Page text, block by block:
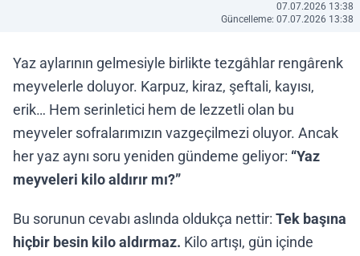
07.07.2026 13:38
Güncelleme: 07.07.2026 13:38
Yaz aylarının gelmesiyle birlikte tezgâhlar rengârenk
meyvelerle doluyor. Karpuz, kiraz, şeftali, kayısı,
erik… Hem serinletici hem de lezzetli olan bu
meyveler sofralarımızın vazgeçilmezi oluyor. Ancak
her yaz aynı soru yeniden gündeme geliyor: “Yaz
meyveleri kilo aldırır mı?”
Bu sorunun cevabı aslında oldukça nettir: Tek başına
hiçbir besin kilo aldırmaz. Kilo artışı, gün içinde